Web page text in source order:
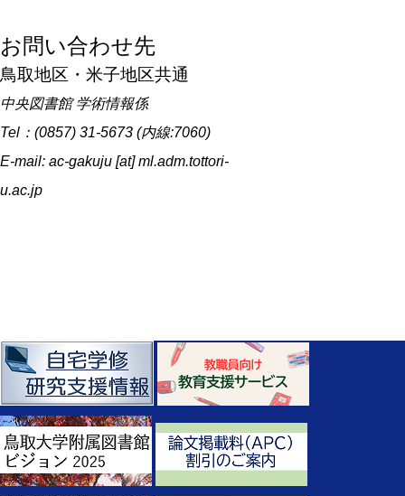
お問い合わせ先
鳥取地区・米子地区共通
中央図書館 学術情報係
Tel：(0857) 31-5673 (内線:7060)
E-mail: ac-gakuju [at] ml.adm.tottori-
u.ac.jp